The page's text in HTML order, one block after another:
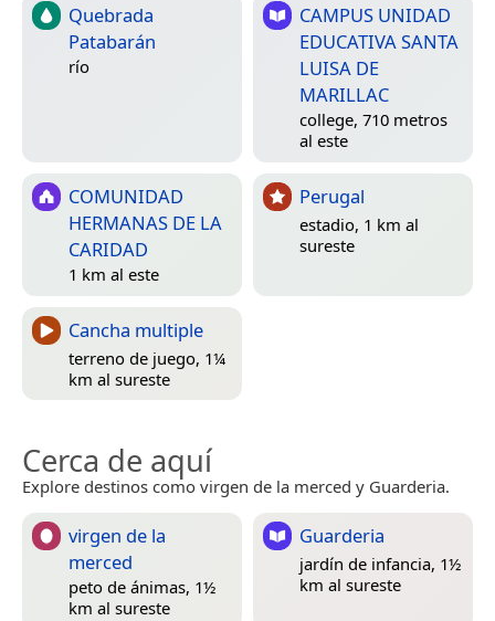
Quebrada
Patabarán
río
CAMPUS UNIDAD
EDUCATIVA SANTA
LUISA DE
MARILLAC
college, 710 metros
al este
COMUNIDAD
HERMANAS DE LA
CARIDAD
1 km al este
Perugal
estadio, 1 km al
sureste
Cancha multiple
terreno de juego, 1¼
km al sureste
Cerca de aquí
Explore destinos como virgen de la merced y Guarderia.
virgen de la
merced
peto de ánimas, 1½
km al sureste
Guarderia
jardín de infancia, 1½
km al sureste